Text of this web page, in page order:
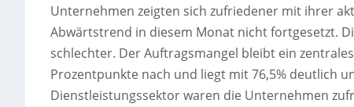
Unternehmen zeigten sich zufriedener mit ihrer
Abwärtstrend in diesem Monat nicht fortgesetzt.
schlechter. Der Auftragsmangel bleibt ein
Prozentpunkte nach und liegt mit 76,5% deutlich
Dienstleistungssektor waren die Unternehmen